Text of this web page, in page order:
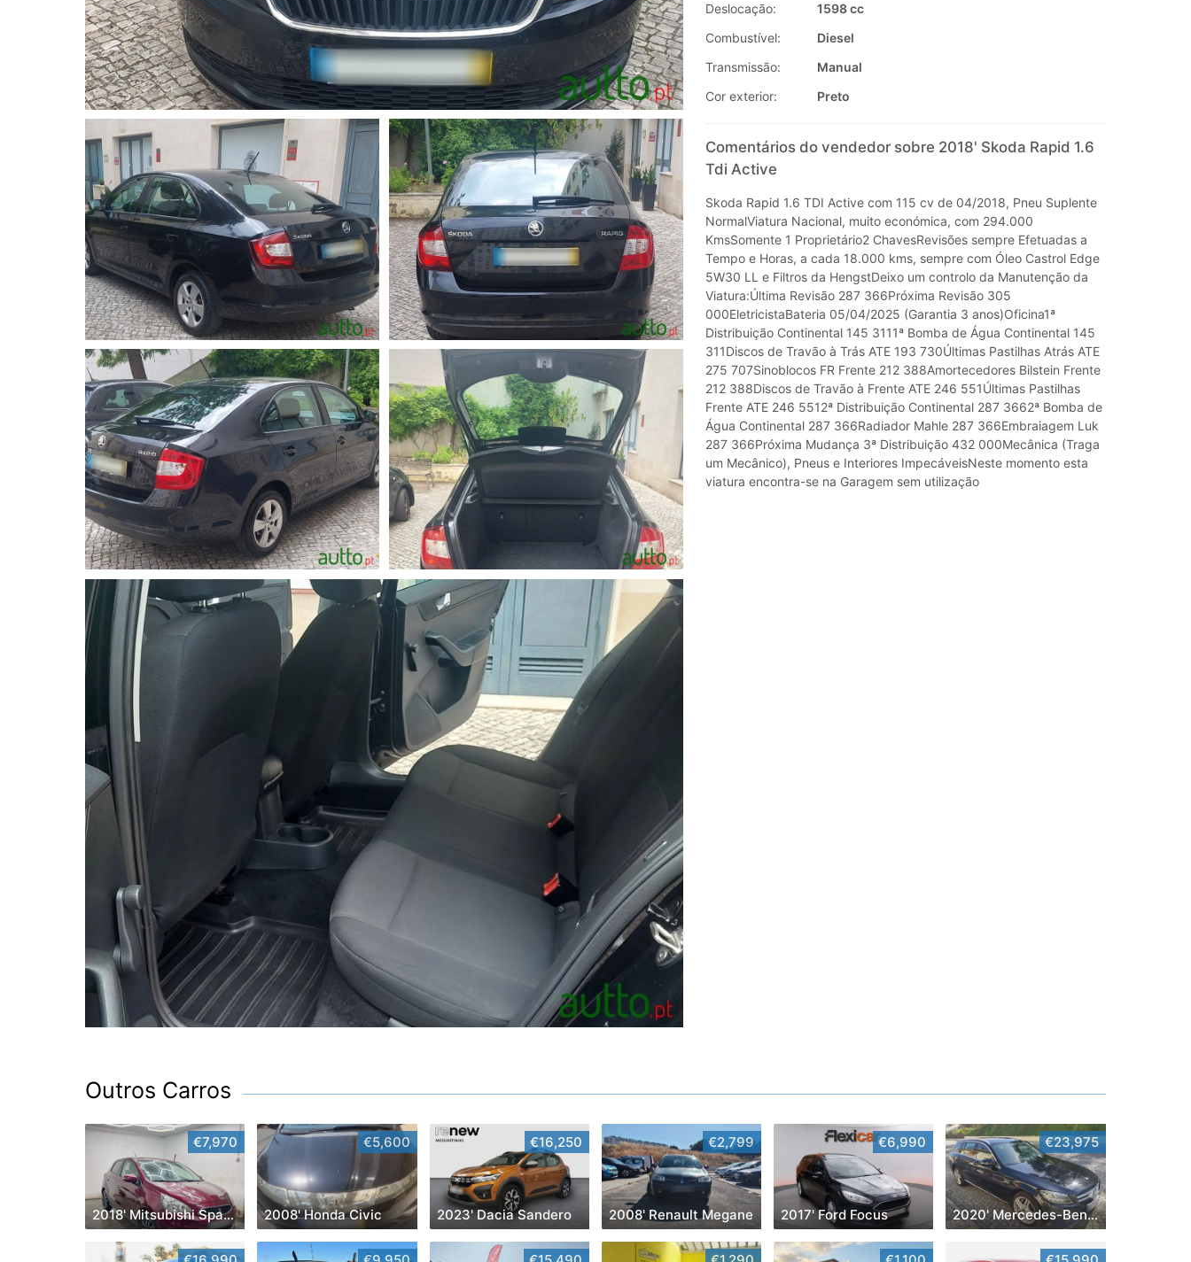
Deslocação:
1598 cc
Combustível:
Diesel
Transmissão:
Manual
Cor exterior:
Preto
Comentários do vendedor sobre 2018' Skoda Rapid 1.6
Tdi Active
Skoda Rapid 1.6 TDI Active com 115 cv de 04/2018, Pneu Suplente
NormalViatura Nacional, muito económica, com 294.000
KmsSomente 1 Proprietário2 ChavesRevisões sempre Efetuadas a
Tempo e Horas, a cada 18.000 kms, sempre com Óleo Castrol Edge
5W30 LL e Filtros da HengstDeixo um controlo da Manutenção da
Viatura:Última Revisão 287 366Próxima Revisão 305
000EletricistaBateria 05/04/2025 (Garantia 3 anos)Oficina1ª
Distribuição Continental 145 3111ª Bomba de Água Continental 145
311Discos de Travão à Trás ATE 193 730Últimas Pastilhas Atrás ATE
275 707Sinoblocos FR Frente 212 388Amortecedores Bilstein Frente
212 388Discos de Travão à Frente ATE 246 551Últimas Pastilhas
Frente ATE 246 5512ª Distribuição Continental 287 3662ª Bomba de
Água Continental 287 366Radiador Mahle 287 366Embraiagem Luk
287 366Próxima Mudança 3ª Distribuição 432 000Mecânica (Traga
um Mecânico), Pneus e Interiores ImpecáveisNeste momento esta
viatura encontra-se na Garagem sem utilização
Outros Carros
€7,970
2018' Mitsubishi Space Star
€5,600
2008' Honda Civic
€16,250
2023' Dacia Sandero
€2,799
2008' Renault Megane
€6,990
2017' Ford Focus
€23,975
2020' Mercedes-Benz Classe C